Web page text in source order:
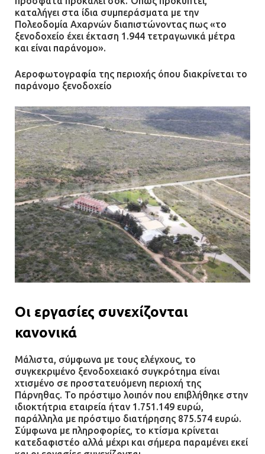
καταλήγει στα ίδια συμπεράσματα με την
Πολεοδομία Αχαρνών διαπιστώνοντας πως «το
ξενοδοχείο έχει έκταση 1.944 τετραγωνικά μέτρα
και είναι παράνομο».
Αεροφωτογραφία της περιοχής όπου διακρίνεται το
παράνομο ξενοδοχείο
Οι εργασίες συνεχίζονται
κανονικά
Μάλιστα, σύμφωνα με τους ελέγχους, το
συγκεκριμένο ξενοδοχειακό συγκρότημα είναι
χτισμένο σε προστατευόμενη περιοχή της
Πάρνηθας. Το πρόστιμο λοιπόν που επιβλήθηκε στην
ιδιοκτήτρια εταιρεία ήταν 1.751.149 ευρώ,
παράλληλα με πρόστιμο διατήρησης 875.574 ευρώ.
Σύμφωνα με πληροφορίες, το κτίσμα κρίνεται
κατεδαφιστέο αλλά μέχρι και σήμερα παραμένει εκεί